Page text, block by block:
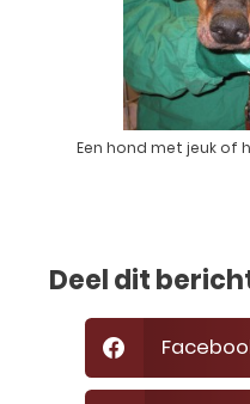
Een hond met jeuk of
Deel dit